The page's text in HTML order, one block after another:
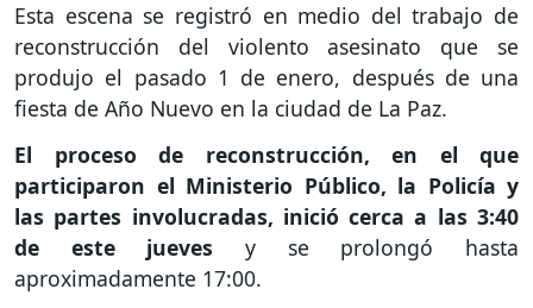
Esta escena se registró en medio del trabajo de
reconstrucción del violento asesinato que se
produjo el pasado 1 de enero, después de una
fiesta de Año Nuevo en la ciudad de La Paz.
El proceso de reconstrucción, en el que
participaron el Ministerio Público, la Policía y
las partes involucradas, inició cerca a las 3:40
de este jueves y se prolongó hasta
aproximadamente 17:00.